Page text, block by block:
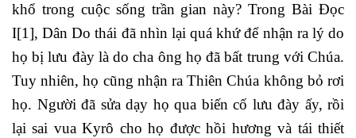
khổ trong cuộc sống trần gian này? Trong Bài Đọc
I[1], Dân Do thái đã nhìn lại quá khứ để nhận ra lý do
họ bị lưu đày là do cha ông họ đã bất trung với Chúa.
Tuy nhiên, họ cũng nhận ra Thiên Chúa không bỏ rơi
họ. Người đã sửa dạy họ qua biến cố lưu đày ấy, rồi
lại sai vua Kyrô cho họ được hồi hương và tái thiết